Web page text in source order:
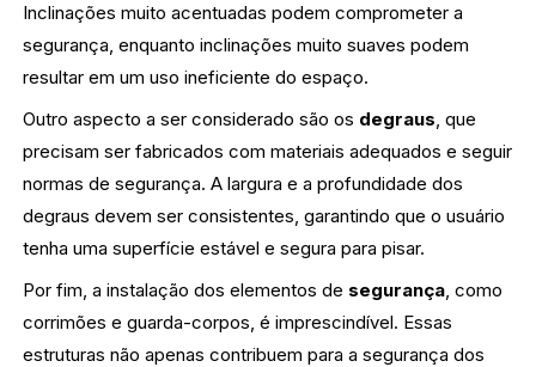
Inclinações muito acentuadas podem comprometer a
segurança, enquanto inclinações muito suaves podem
resultar em um uso ineficiente do espaço.
Outro aspecto a ser considerado são os degraus, que
precisam ser fabricados com materiais adequados e seguir
normas de segurança. A largura e a profundidade dos
degraus devem ser consistentes, garantindo que o usuário
tenha uma superfície estável e segura para pisar.
Por fim, a instalação dos elementos de segurança, como
corrimões e guarda-corpos, é imprescindível. Essas
estruturas não apenas contribuem para a segurança dos